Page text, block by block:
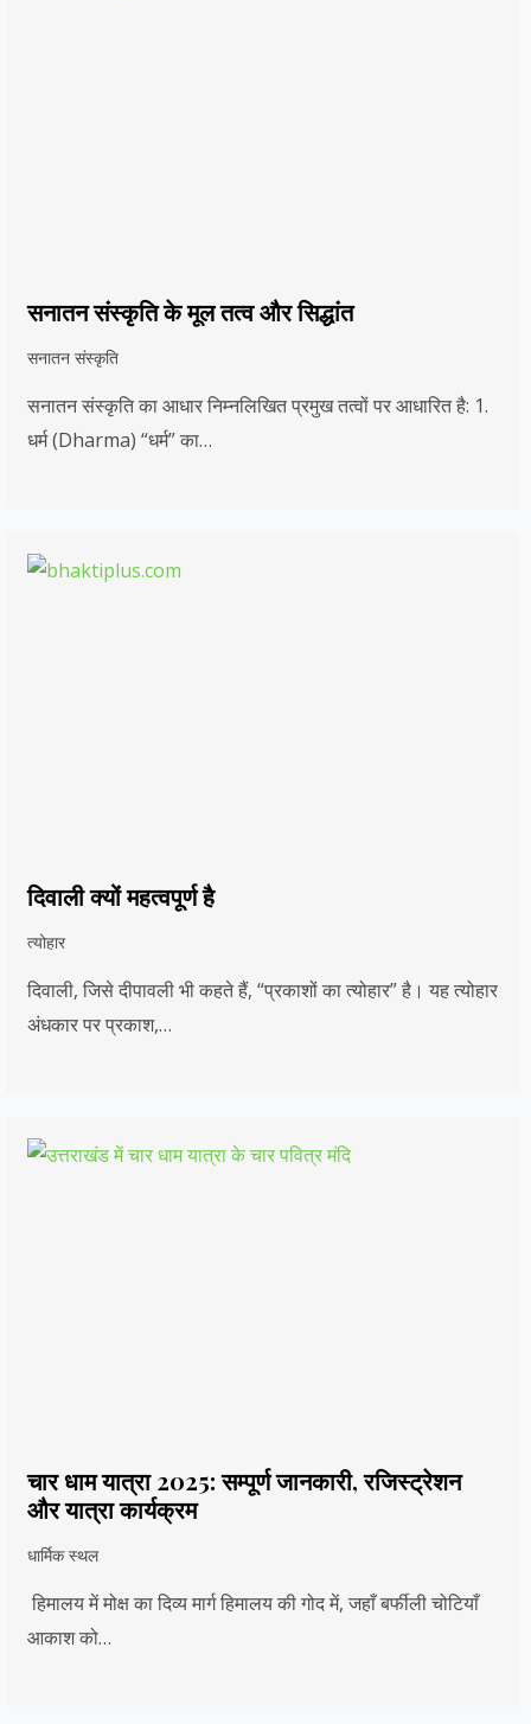
सनातन संस्कृति के मूल तत्व और सिद्धांत
सनातन संस्कृति
सनातन संस्कृति का आधार निम्नलिखित प्रमुख तत्वों पर आधारित है: 1.
धर्म (Dharma) “धर्म” का…
दिवाली क्यों महत्वपूर्ण है
त्योहार
दिवाली, जिसे दीपावली भी कहते हैं, “प्रकाशों का त्योहार” है। यह त्योहार
अंधकार पर प्रकाश,…
चार धाम यात्रा 2025: सम्पूर्ण जानकारी, रजिस्ट्रेशन
और यात्रा कार्यक्रम
धार्मिक स्थल
हिमालय में मोक्ष का दिव्य मार्ग हिमालय की गोद में, जहाँ बर्फीली चोटियाँ
आकाश को…